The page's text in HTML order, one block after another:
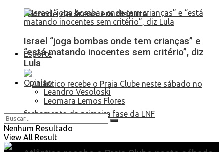
recorde de áreas em disputa
Esporte
Israel “joga bombas onde tem crianças” e
“está matando inocentes sem critério”, diz
Lula
Opinião
Leandro Vesoloski
Leomara Lemos Flores
Nenhum Resultado
View All Result